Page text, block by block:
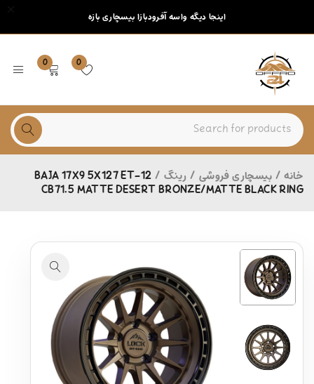
اینجا دیگه واسه آفرودبازا بیسچاری بازه
0
0
خانه / بیسچاری فروشی / رینگ /
BAJA 17X9 5X127 ET-12
CB71.5 MATTE DESERT BRONZE/MATTE BLACK RING